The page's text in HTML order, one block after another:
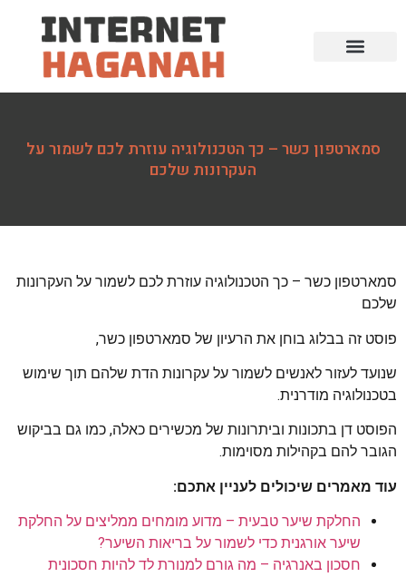
סמארטפון כשר – כך הטכנולוגיה עוזרת לכם לשמור על
העקרונות שלכם
סמארטפון כשר – כך הטכנולוגיה עוזרת לכם לשמור על העקרונות
שלכם
פוסט זה בבלוג בוחן את הרעיון של סמארטפון כשר,
שנועד לעזור לאנשים לשמור על עקרונות הדת שלהם תוך שימוש
בטכנולוגיה מודרנית.
הפוסט דן בתכונות וביתרונות של מכשירים כאלה, כמו גם בביקוש
הגובר להם בקהילות מסוימות.
עוד מאמרים שיכולים לעניין אתכם:
החלקת שיער טבעית – מדוע מומחים ממליצים על החלקת
שיער אורגנית כדי לשמור על בריאות השיער?
חסכון באנרגיה – מה גורם למנורת לד להיות חסכונית